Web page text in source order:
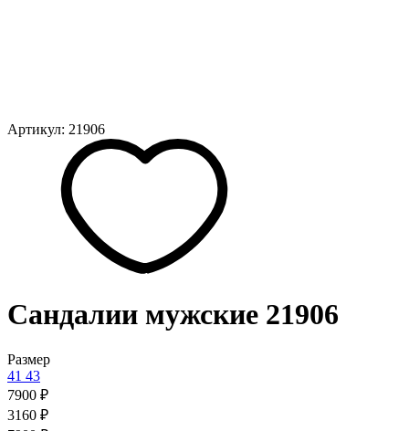
Артикул: 21906
Сандалии мужские 21906
Размер
41 43
7900 ₽
3160 ₽